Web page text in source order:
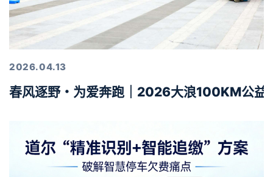
2026.04.13
春风逐野・为爱奔跑｜2026大浪100KM公益